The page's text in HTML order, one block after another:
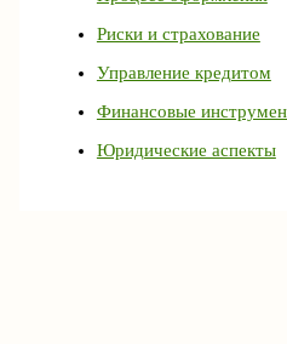
Риски и страхование
Управление кредитом
Финансовые
Юридические аспекты